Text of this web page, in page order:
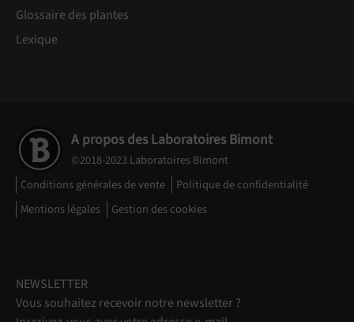
Glossaire des plantes
Lexique
A propos des Laboratoires Bimont
©2018-2023 Laboratoires Bimont
Conditions générales de vente
Politique de confidentialité
Mentions légales
Gestion des cookies
NEWSLETTER
Vous souhaitez recevoir notre newsletter ?